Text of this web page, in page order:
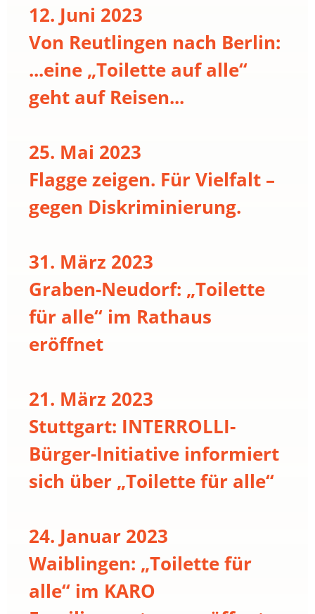
12. Juni 2023
Von Reutlingen nach Berlin:
...eine „Toilette auf alle“
geht auf Reisen...
25. Mai 2023
Flagge zeigen. Für Vielfalt –
gegen Diskriminierung.
31. März 2023
Graben-Neudorf: „Toilette
für alle“ im Rathaus
eröffnet
21. März 2023
Stuttgart: INTERROLLI-
Bürger-Initiative informiert
sich über „Toilette für alle“
24. Januar 2023
Waiblingen: „Toilette für
alle“ im KARO